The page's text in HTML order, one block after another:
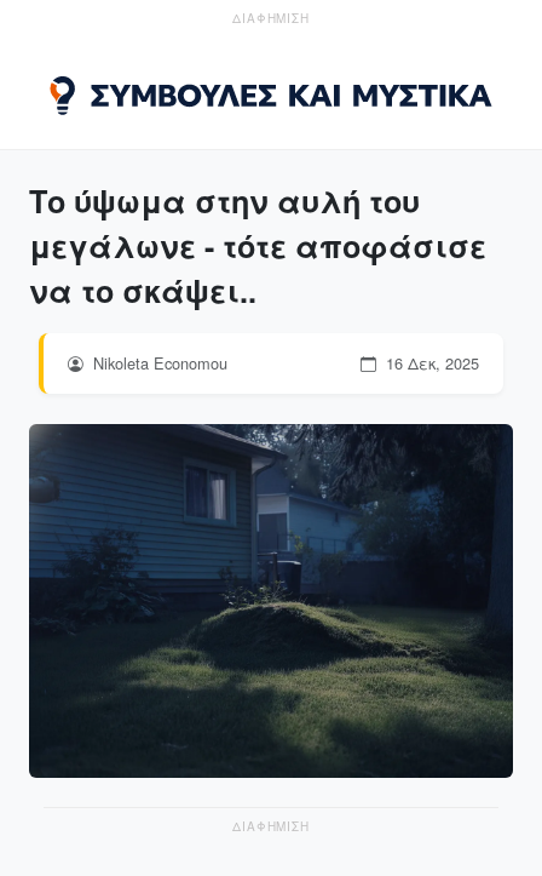
ΔΙΑΦΗΜΙΣΗ
Το ύψωμα στην αυλή του
μεγάλωνε - τότε αποφάσισε
να το σκάψει..
Nikoleta Economou 16 Δεκ, 2025
ΔΙΑΦΗΜΙΣΗ